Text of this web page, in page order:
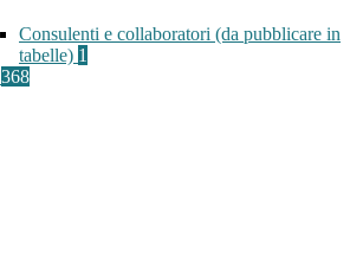
Consulenti e collaboratori (da pubblicare in
tabelle) 1
368